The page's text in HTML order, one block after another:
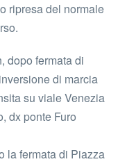
ripresa del normale
dopo fermata di
di marcia
su viale Venezia
dx ponte Furo
la fermata di Piazza